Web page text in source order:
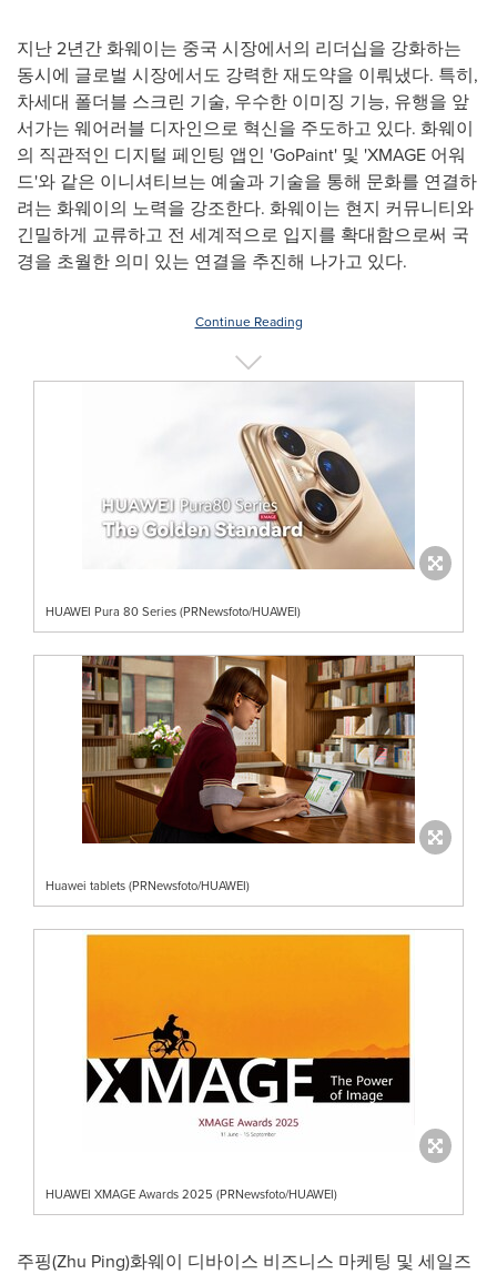
지난 2년간 화웨이는 중국 시장에서의 리더십을 강화하는
동시에 글로벌 시장에서도 강력한 재도약을 이뤄냈다. 특히,
차세대 폴더블 스크린 기술, 우수한 이미징 기능, 유행을 앞
서가는 웨어러블 디자인으로 혁신을 주도하고 있다. 화웨이
의 직관적인 디지털 페인팅 앱인 'GoPaint' 및 'XMAGE 어워
드'와 같은 이니셔티브는 예술과 기술을 통해 문화를 연결하
려는 화웨이의 노력을 강조한다. 화웨이는 현지 커뮤니티와
긴밀하게 교류하고 전 세계적으로 입지를 확대함으로써 국
경을 초월한 의미 있는 연결을 추진해 나가고 있다.
Continue Reading
HUAWEI Pura 80 Series (PRNewsfoto/HUAWEI)
Huawei tablets (PRNewsfoto/HUAWEI)
HUAWEI XMAGE Awards 2025 (PRNewsfoto/HUAWEI)
주핑(Zhu Ping)화웨이 디바이스 비즈니스 마케팅 및 세일즈